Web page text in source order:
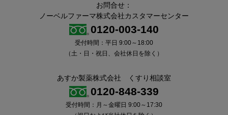
お問合せ：
ノーベルファーマ株式会社カスタマーセンター
0120-003-140
受付時間：平日 9:00～18:00
（土・日・祝日、会社休日を除く）
あすか製薬株式会社 くすり相談室
0120-848-339
受付時間：月～金曜日 9:00～17:30